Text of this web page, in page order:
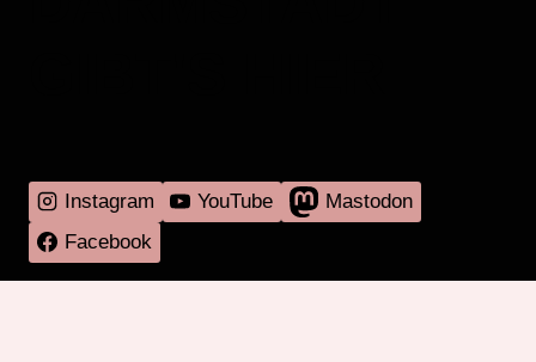
Instagram YouTube
Mastodon
Facebook